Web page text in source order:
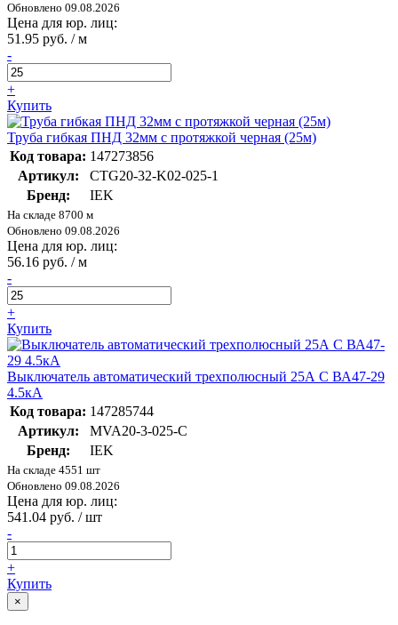
Обновлено 09.08.2026
Цена для юр. лиц:
51.95 руб. / м
-
+
Купить
Труба гибкая ПНД 32мм с протяжкой черная (25м)
Код товара: 147273856
Артикул:
CTG20-32-K02-025-1
Бренд:
IEK
На складе 8700 м
Обновлено 09.08.2026
Цена для юр. лиц:
56.16 руб. / м
-
+
Купить
Выключатель автоматический трехполюсный 25А C ВА47-29
4.5кА
Код товара: 147285744
Артикул:
MVA20-3-025-C
Бренд:
IEK
На складе 4551 шт
Обновлено 09.08.2026
Цена для юр. лиц:
541.04 руб. / шт
-
+
Купить
×